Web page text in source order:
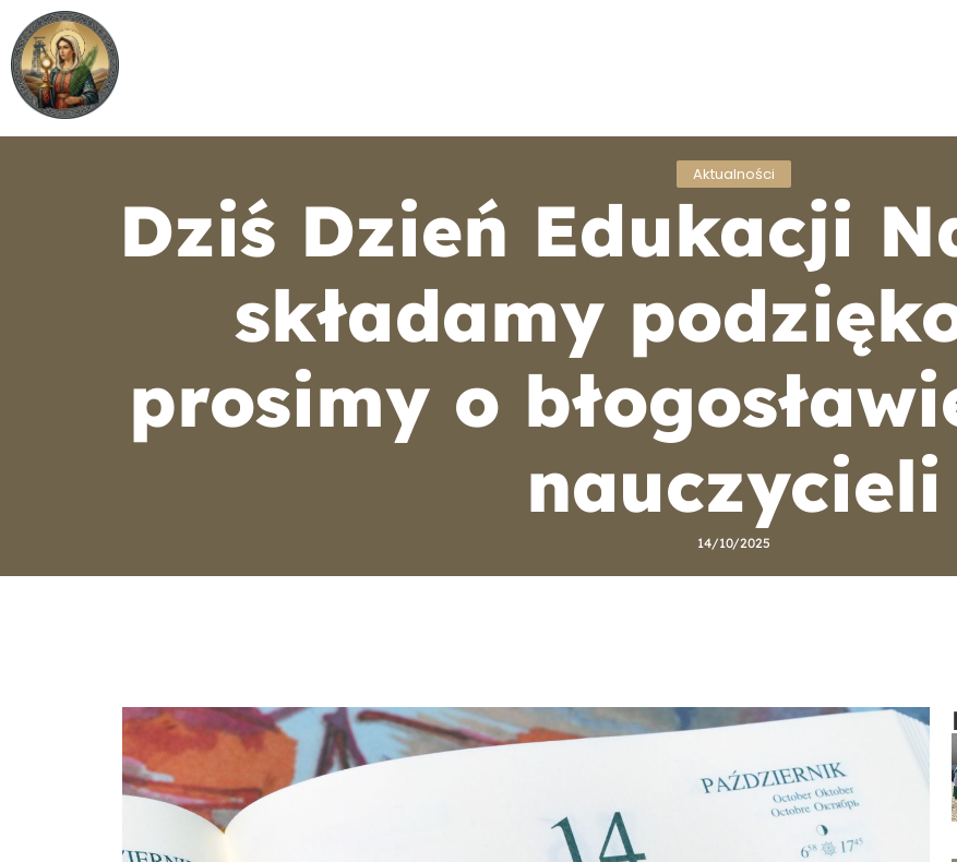
Aktualności
Dziś Dzień Edukacji
składamy
prosimy o
nauczycieli
14/10/2025